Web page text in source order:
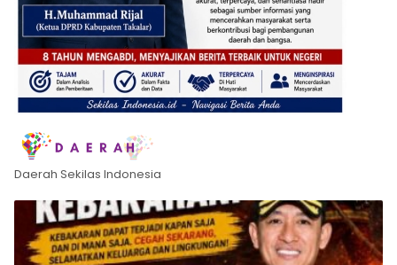
Daerah Sekilas Indonesia